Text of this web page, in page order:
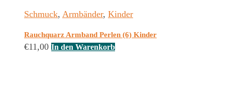
Schmuck, Armbänder, Kinder
Rauchquarz Armband Perlen (6) Kinder
€11,00 In den Warenkorb